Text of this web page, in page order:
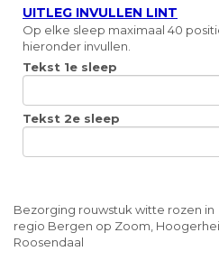
UITLEG INVULLEN LINT
Op elke sleep maximaal 40
hieronder invullen.
Tekst 1e sleep
Tekst 2e sleep
Bezorging rouwstuk witte rozen in
regio Bergen op Zoom,
Roosendaal